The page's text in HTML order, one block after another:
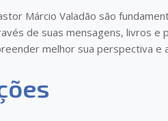
Márcio Valadão são
de suas mensagens, livros e
melhor sua perspectiva e